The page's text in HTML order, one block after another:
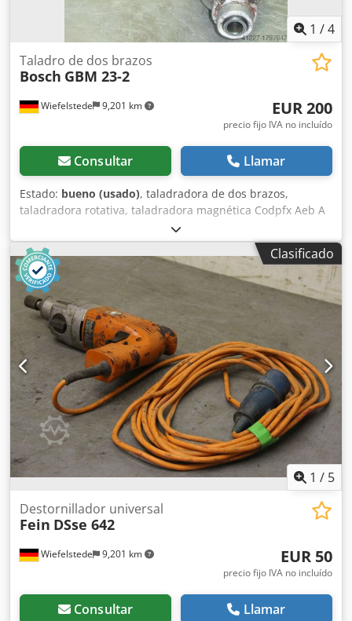
1 /4
Wiefelstede 9,201 km
Taladro de dos brazos
Bosch GBM 23-2
EUR 200
precio fijo IVA no incluído
Consultar Llamar
Estado: bueno (usado), taladradora de dos brazos,
taladradora rotativa, taladradora magnética Codpfx Aeb A
N H Njczsha -Portabrocas: MK2 -Potencia nominal: 1150 W
-Conexión: 230 voltios -Diámetro máximo de la broca: 23
mm -Dimensiones: 460/320/A100 mm -Peso: 6 kgClasificado
1 / 5
Wiefelstede 9,201 km
Destornillador universal
Fein DSse 642
EUR 50
precio fijo IVA no incluído
Consultar Llamar